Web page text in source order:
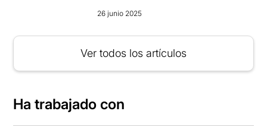
26 junio 2025
Ver todos los artículos
Ha trabajado con